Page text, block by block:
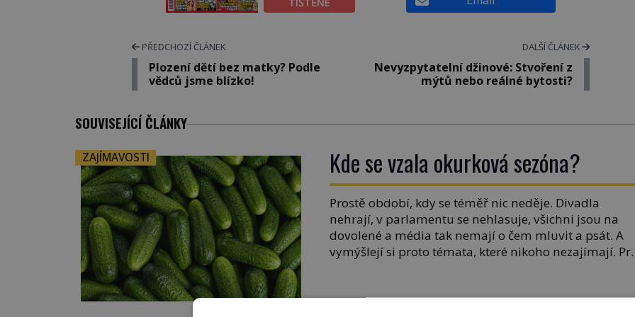
PŘEDCHOZÍ ČLÁNEK
Plození dětí bez matky? Podle
vědců jsme blízko!
DALŠÍ ČLÁNEK
Nevyzpytatelní džinové: Stvoření z
mýtů nebo reálné bytosti?
SOUVISEJÍCÍ ČLÁNKY
ZAJÍMAVOSTI Kde se vzala okurková sezóna?
Prostě období, kdy se téměř nic neděje. Divadla
nehrají, v parlamentu se nehlasuje, všichni jsou na
dovolené a média tak nemají o čem mluvit a psát. A
vymýšlejí si proto témata, které nikoho nezajímají.
ovšem jako Češi […]